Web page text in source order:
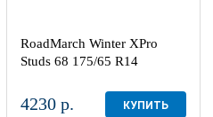
RoadMarch Winter XPro
Studs 68 175/65 R14
4230 р. КУПИТЬ